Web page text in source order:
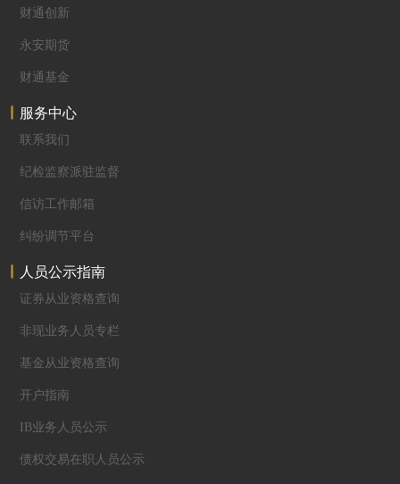
财通创新
永安期货
财通基金
服务中心
联系我们
纪检监察派驻监督
信访工作邮箱
纠纷调节平台
人员公示指南
证券从业资格查询
非现业务人员专栏
基金从业资格查询
开户指南
IB业务人员公示
债权交易在职人员公示